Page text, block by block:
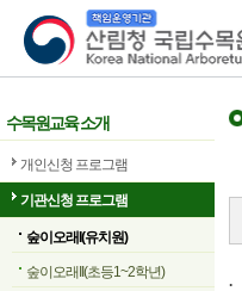
산림청 국립수목원
수목원교육 소개
개인신청 프로그램
기관신청 프로그램
숲이오래I(유치원)
숲이오래II(초등1~2학년)
.